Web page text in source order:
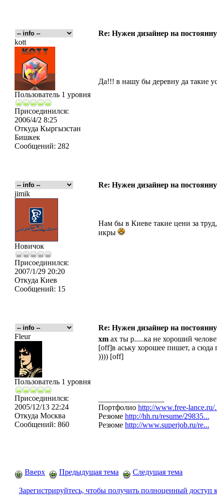
Re: Нужен дизайнер на
kott
Пользователь 1 уровня
Присоединился:
2006/4/2 8:25
Откуда Кыргызстан
Бишкек
Сообщений: 282
Да!!! в нашу бы деревну да такие
Re: Нужен дизайнер на
jimik
Новичок
Присоединился:
2007/1/29 20:20
Откуда Киев
Сообщений: 15
Нам бы в Киеве такие цени за
икры
Re: Нужен дизайнер на
Fleur
Пользователь 1 уровня
Присоединился:
2005/12/13 22:24
Откуда Москва
Сообщений: 860
xm ах ты р.....ка не хороший
[off]в аську хорошее пишет, а сюда
)))) [off]
Портфолио http://www.free-lance.ru/
Резюме http://hh.ru/resume/29835...
Резюме http://www.superjob.ru/re...
Вверх Предыдущая тема Следущая тема
Зарегистрируйтесь, чтобы получить полноценный доступ